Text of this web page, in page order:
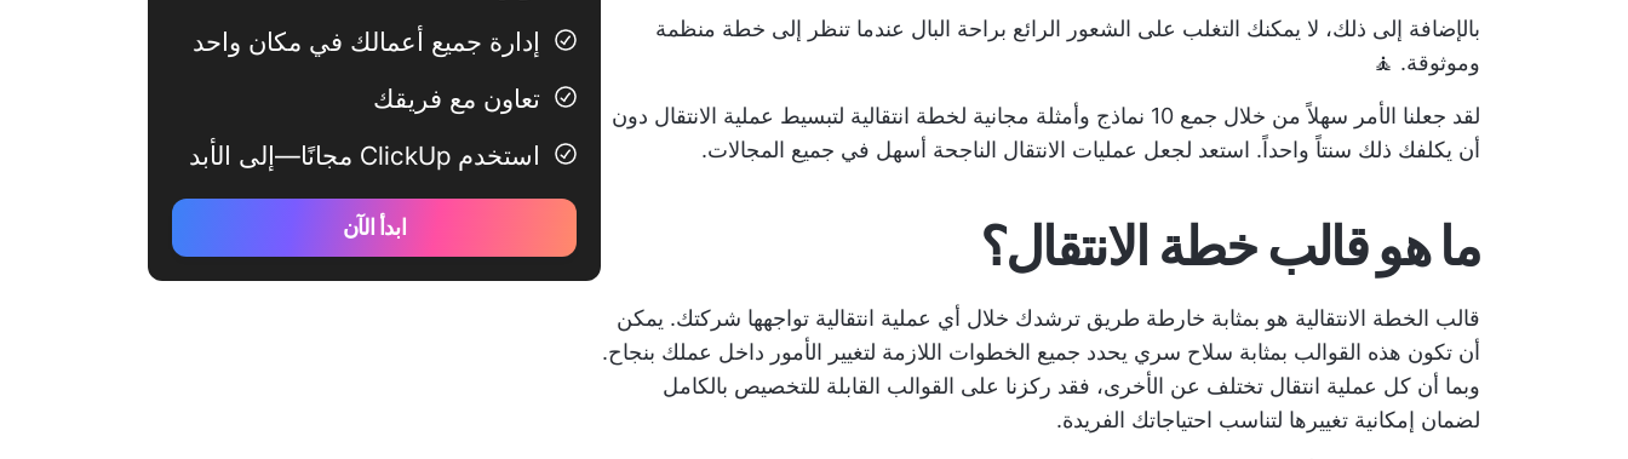
بالإضافة إلى ذلك، لا يمكنك التغلب على الشعور الرائع براحة البال عندما تنظر إلى خطة منظمة
وموثوقة. 🧘
لقد جعلنا الأمر سهلاً من خلال جمع 10 نماذج وأمثلة مجانية لخطة انتقالية لتبسيط عملية الانتقال دون
أن يكلفك ذلك سنتاً واحداً. استعد لجعل عمليات الانتقال الناجحة أسهل في جميع المجالات.
ما هو قالب خطة الانتقال؟
قالب الخطة الانتقالية هو بمثابة خارطة طريق ترشدك خلال أي عملية انتقالية تواجهها شركتك. يمكن
أن تكون هذه القوالب بمثابة سلاح سري يحدد جميع الخطوات اللازمة لتغيير الأمور داخل عملك بنجاح.
وبما أن كل عملية انتقال تختلف عن الأخرى، فقد ركزنا على القوالب القابلة للتخصيص بالكامل
لضمان إمكانية تغييرها لتناسب احتياجاتك الفريدة.
إدارة جميع أعمالك في مكان واحد
تعاون مع فريقك
استخدم ClickUp مجانًا—إلى الأبد
ابدأ الآن